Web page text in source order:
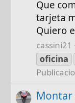
Que
tarjeta
Quiero
cassini21
oficina
Montar